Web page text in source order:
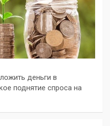
деньги в
поднятие спроса на